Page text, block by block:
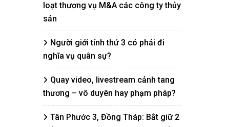
loạt thương vụ M&A các công ty thủy
sản
Người giới tính thứ 3 có phải đi
nghĩa vụ quân sự?
Quay video, livestream cảnh tang
thương – vô duyên hay phạm pháp?
Tân Phước 3, Đồng Tháp: Bắt giữ 2